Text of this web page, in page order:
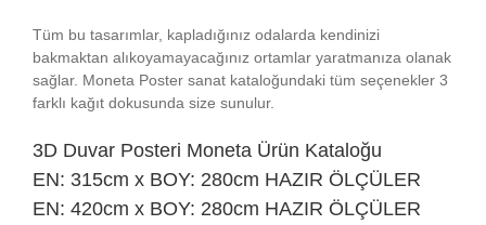
Tüm bu tasarımlar, kapladığınız odalarda kendinizi
bakmaktan alıkoyamayacağınız ortamlar yaratmanıza olanak
sağlar. Moneta Poster sanat kataloğundaki tüm seçenekler 3
farklı kağıt dokusunda size sunulur.
3D Duvar Posteri Moneta Ürün Kataloğu
EN: 315cm x BOY: 280cm HAZIR ÖLÇÜLER
EN: 420cm x BOY: 280cm HAZIR ÖLÇÜLER